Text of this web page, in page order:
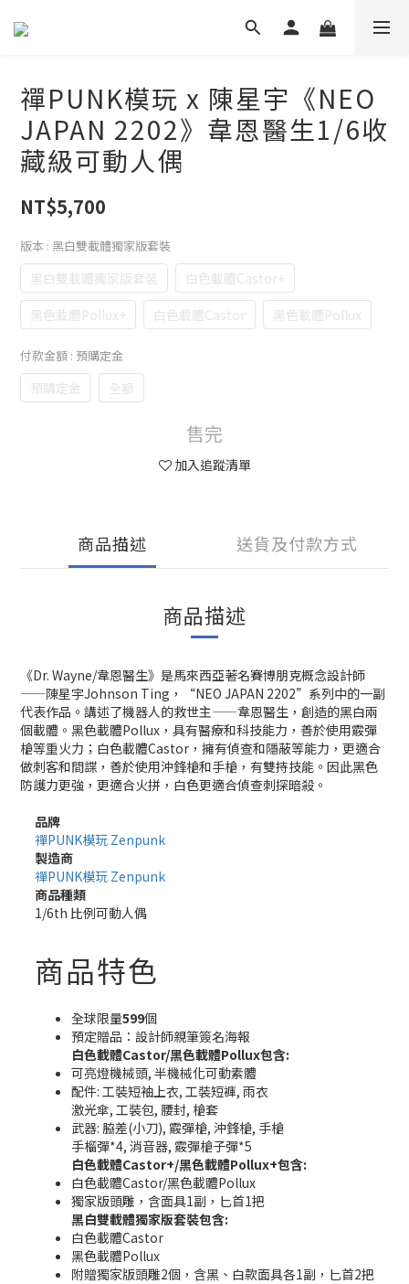
禪PUNK模玩 x 陳星宇《NEO
JAPAN 2202》韋恩醫生1/6收
藏級可動人偶
NT$5,700
版本 : 黑白雙載體獨家版套裝
黑白雙載體獨家版套裝
白色載體Castor+
黑色載體Pollux+
白色載體Castor 黑色載體Pollux
付款金額 : 預購定金
預購定金 全額
售完
加入追蹤清單
商品描述 送貨及付款方式
商品描述
《Dr. Wayne/韋恩醫生》是馬來西亞著名賽博朋克概念設計師
——陳星宇Johnson Ting，“NEO JAPAN 2202”系列中的一副
代表作品。講述了機器人的救世主——韋恩醫生，創造的黑白兩
個載體。黑色載體Pollux，具有醫療和科技能力，善於使用霰彈
槍等重火力；白色載體Castor，擁有偵查和隱蔽等能力，更適合
做刺客和間諜，善於使用沖鋒槍和手槍，有雙持技能。因此黑色
防護力更強，更適合火拼，白色更適合偵查刺探暗殺。
品牌
禪PUNK模玩 Zenpunk
製造商
禪PUNK模玩 Zenpunk
商品種類
1/6th 比例可動人偶
商品特色
全球限量599個
預定贈品：設計師親筆簽名海報
白色載體Castor/黑色載體Pollux包含:
可亮燈機械頭, 半機械化可動素體
配件: 工裝短袖上衣, 工裝短褲, 雨衣
激光傘, 工裝包, 腰封, 槍套
武器: 脇差(小刀), 霰彈槍, 沖鋒槍, 手槍
手榴彈*4, 消音器, 霰彈槍子彈*5
白色載體Castor+/黑色載體Pollux+包含:
白色載體Castor/黑色載體Pollux
獨家版頭雕，含面具1副，匕首1把
黑白雙載體獨家版套裝包含:
白色載體Castor
黑色載體Pollux
附贈獨家版頭雕2個，含黑、白款面具各1副，匕首2把